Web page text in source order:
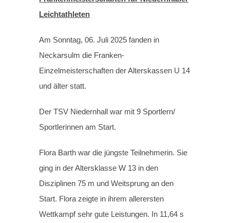
Leichtathleten
Am Sonntag, 06. Juli 2025 fanden in
Neckarsulm die Franken-
Einzelmeisterschaften der Alterskassen U 14
und älter statt.
Der TSV Niedernhall war mit 9 Sportlern/
Sportlerinnen am Start.
Flora Barth war die jüngste Teilnehmerin. Sie
ging in der Altersklasse W 13 in den
Disziplinen 75 m und Weitsprung an den
Start. Flora zeigte in ihrem allerersten
Wettkampf sehr gute Leistungen. In 11,64 s